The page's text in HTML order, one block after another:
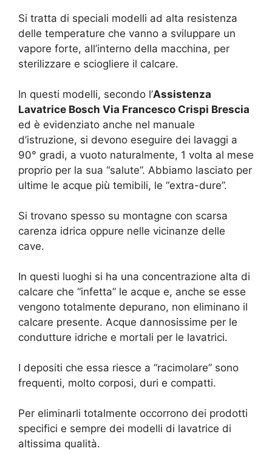
Si tratta di speciali modelli ad alta resistenza
delle temperature che vanno a sviluppare un
vapore forte, all’interno della macchina, per
sterilizzare e sciogliere il calcare.
In questi modelli, secondo l’Assistenza
Lavatrice Bosch Via Francesco Crispi Brescia
ed è evidenziato anche nel manuale
d’istruzione, si devono eseguire dei lavaggi a
90° gradi, a vuoto naturalmente, 1 volta al mese
proprio per la sua “salute”. Abbiamo lasciato per
ultime le acque più temibili, le “extra-dure”.
Si trovano spesso su montagne con scarsa
carenza idrica oppure nelle vicinanze delle
cave.
In questi luoghi si ha una concentrazione alta di
calcare che “infetta” le acque e, anche se esse
vengono totalmente depurano, non eliminano il
calcare presente. Acque dannosissime per le
condutture idriche e mortali per le lavatrici.
I depositi che essa riesce a “racimolare” sono
frequenti, molto corposi, duri e compatti.
Per eliminarli totalmente occorrono dei prodotti
specifici e sempre dei modelli di lavatrice di
altissima qualità.